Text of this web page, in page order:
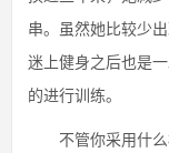
串。虽然她比较少
迷上健身之后也是
的进行训练。
不管你采用什么